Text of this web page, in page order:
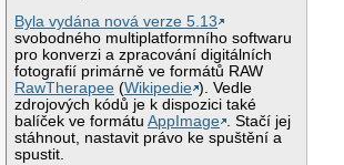
Byla vydána nová verze 5.13
svobodného multiplatformního softwaru
pro konverzi a zpracování digitálních
fotografií primárně ve formátů RAW
RawTherapee (Wikipedie ). Vedle
zdrojových kódů je k dispozici také
balíček ve formátuAppImage . Stačí jej
stáhnout, nastavit právo ke spuštění a
spustit.